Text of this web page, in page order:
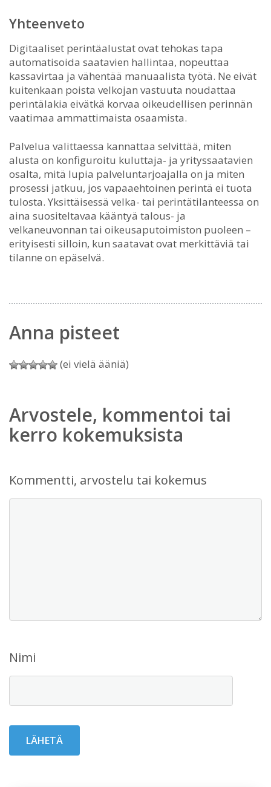
Yhteenveto
Digitaaliset perintäalustat ovat tehokas tapa
automatisoida saatavien hallintaa, nopeuttaa
kassavirtaa ja vähentää manuaalista työtä. Ne eivät
kuitenkaan poista velkojan vastuuta noudattaa
perintälakia eivätkä korvaa oikeudellisen perinnän
vaatimaa ammattimaista osaamista.
Palvelua valittaessa kannattaa selvittää, miten
alusta on konfiguroitu kuluttaja- ja yrityssaatavien
osalta, mitä lupia palveluntarjoajalla on ja miten
prosessi jatkuu, jos vapaaehtoinen perintä ei tuota
tulosta. Yksittäisessä velka- tai perintätilanteessa on
aina suositeltavaa kääntyä talous- ja
velkaneuvonnan tai oikeusaputoimiston puoleen –
erityisesti silloin, kun saatavat ovat merkittäviä tai
tilanne on epäselvä.
Anna pisteet
(ei vielä ääniä)
Arvostele, kommentoi tai
kerro kokemuksista
Kommentti, arvostelu tai kokemus
Nimi